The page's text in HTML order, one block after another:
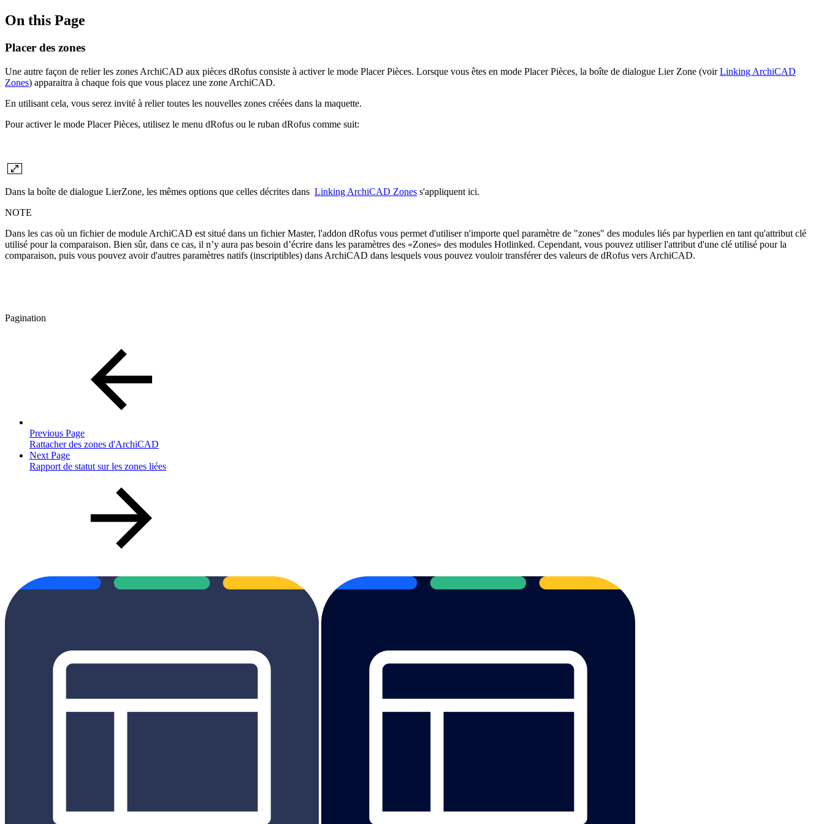
On this Page
Placer des zones
Une autre façon de relier les zones ArchiCAD aux pièces dRofus consiste à activer le mode Placer Pièces. Lorsque vous êtes en mode Placer Pièces, la boîte de dialogue Lier Zone (voirLinking ArchiCAD
Zones) apparaitra à chaque fois que vous placez une zone ArchiCAD.
En utilisant cela, vous serez invité à relier toutes les nouvelles zones créées dans la maquette.
Pour activer le mode Placer Pièces, utilisez le menu dRofus ou le ruban dRofus comme suit:
Dans la boîte de dialogue LierZone, les mêmes options que celles décrites dans Linking ArchiCAD Zones s'appliquent ici.
NOTE
Dans les cas où un fichier de module ArchiCAD est situé dans un fichier Master, l'addon dRofus vous permet d'utiliser n'importe quel paramètre de "zones" des modules liés par hyperlien en tant qu'attribut clé
utilisé pour la comparaison. Bien sûr, dans ce cas, il n’y aura pas besoin d’écrire dans les paramètres des «Zones» des modules Hotlinked. Cependant, vous pouvez utiliser l'attribut d'une clé utilisé pour la
comparaison, puis vous pouvez avoir d'autres paramètres natifs (inscriptibles) dans ArchiCAD dans lesquels vous pouvez vouloir transférer des valeurs de dRofus vers ArchiCAD.
Pagination
Previous Page
Rattacher des zones d'ArchiCAD
Next Page
Rapport de statut sur les zones liées